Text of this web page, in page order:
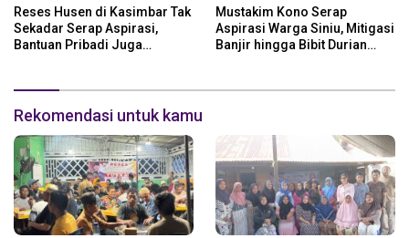
Reses Husen di Kasimbar Tak
Sekadar Serap Aspirasi,
Bantuan Pribadi Juga
Mustakim Kono Serap
Aspirasi Warga Siniu, Mitigasi
Banjir hingga Bibit Durian
Rekomendasi untuk kamu